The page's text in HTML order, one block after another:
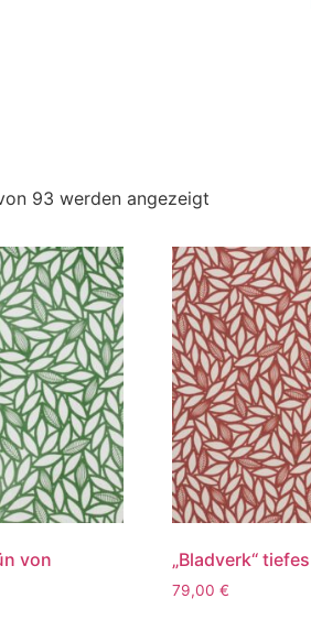
93 werden angezeigt
von
„Bladverk“
79,00 €